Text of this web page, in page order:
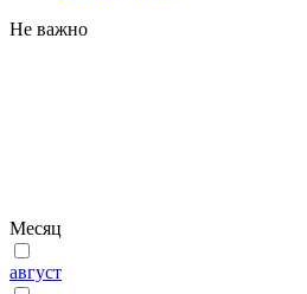
Не важно
Месяц
август